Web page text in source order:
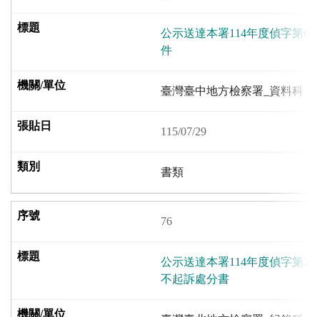
公示送達本署114年度偵字第
件
臺灣臺中地方檢察署_資料科
115/07/29
書類
76
公示送達本署114年度偵字第
不起訴處分書